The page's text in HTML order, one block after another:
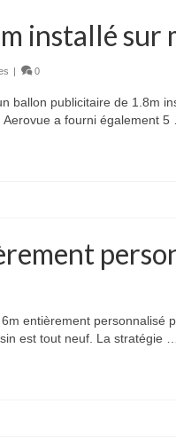
installé sur
| 0
ballon publicitaire de 1.8m
a fourni également 5
entièrement
est tout neuf. La stratégie …